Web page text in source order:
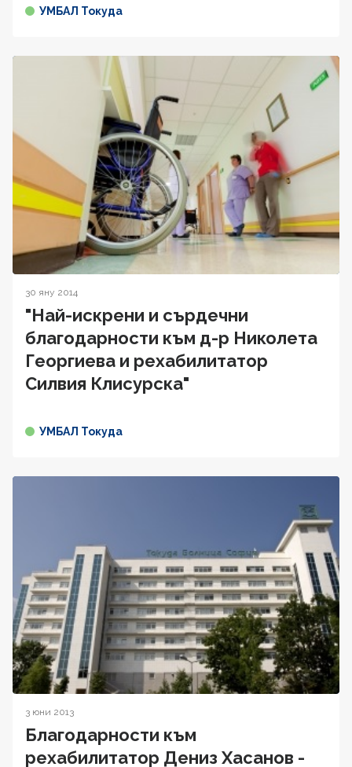
УМБАЛ Токуда
30 яну 2014
"Най-искрени и сърдечни
благодарности към д-р Николета
Георгиева и рехабилитатор
Силвия Клисурска"
УМБАЛ Токуда
3 юни 2013
Благодарности към
рехабилитатор Дениз Хасанов -